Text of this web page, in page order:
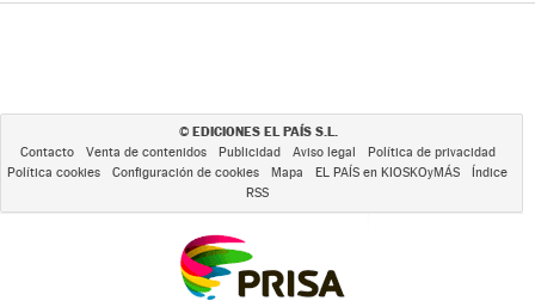
© EDICIONES EL PAÍS S.L.
Contacto Venta de contenidos Publicidad Aviso legal
Política de privacidad
Política cookies
Configuración de cookies Mapa EL PAÍS en KIOSKOyMÁS
Índice
RSS